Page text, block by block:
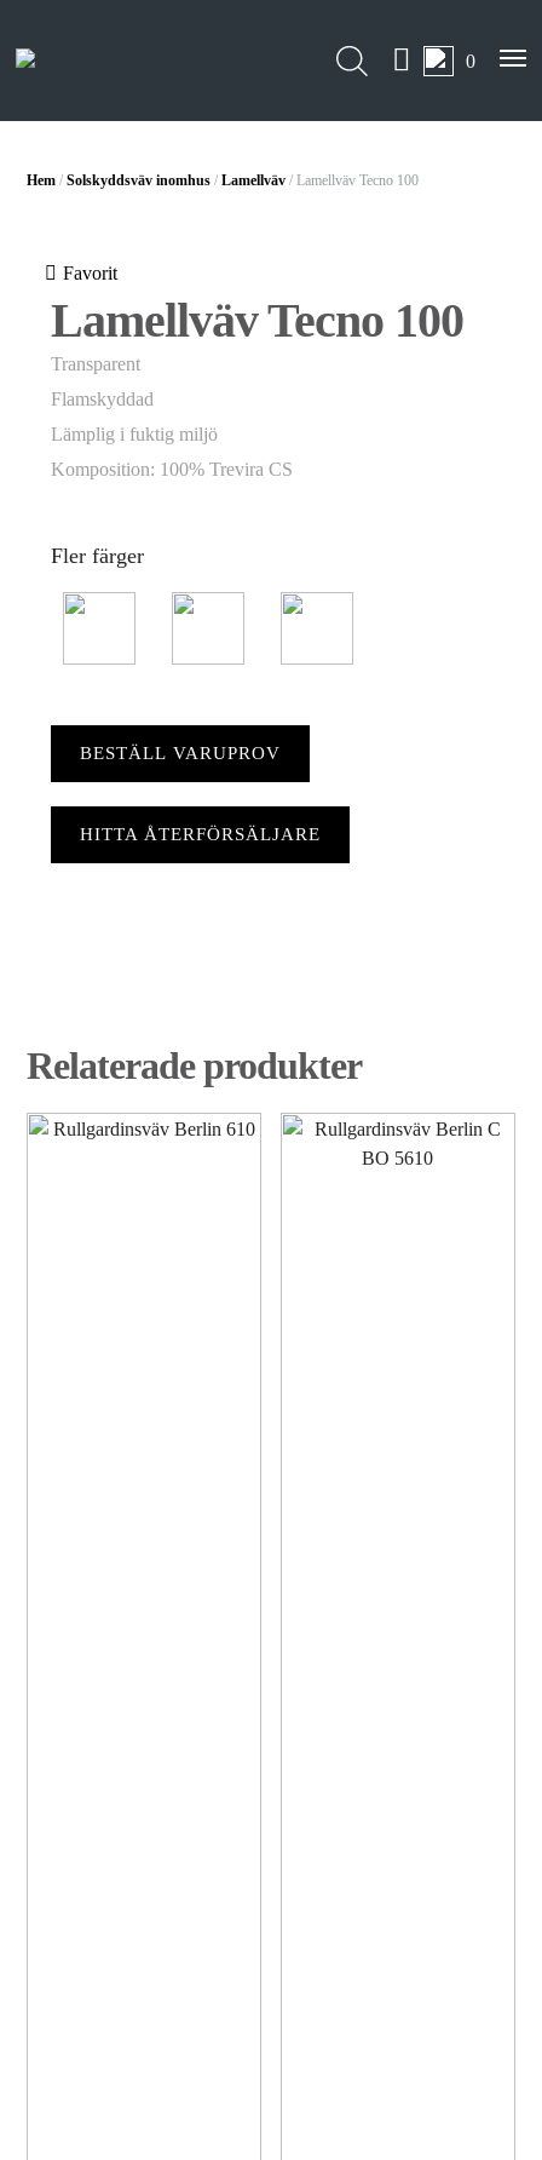
0
Hem /Solskyddsväv inomhus /Lamellväv / Lamellväv Tecno 100
Favorit
Lamellväv Tecno 100
Transparent
Flamskyddad
Lämplig i fuktig miljö
Komposition: 100% Trevira CS
Fler färger
BESTÄLL VARUPROV
HITTA ÅTERFÖRSÄLJARE
Relaterade produkter